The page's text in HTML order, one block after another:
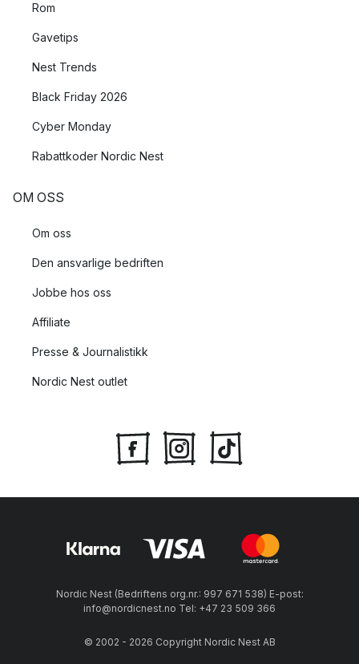
Rom
Gavetips
Nest Trends
Black Friday 2026
Cyber Monday
Rabattkoder Nordic Nest
OM OSS
Om oss
Den ansvarlige bedriften
Jobbe hos oss
Affiliate
Presse & Journalistikk
Nordic Nest outlet
Nordic Nest (Bedriftens org.nr.: 997 671 538) E-post:
info@nordicnest.no Tel: +47 23 509 366
© 2002 - 2026 Copyright Nordic Nest AB